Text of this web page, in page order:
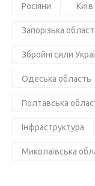
Росіяни Київ
Запорізька
Збройні сили
Одеська область
Полтавська
Інфраструктура
Миколаївська